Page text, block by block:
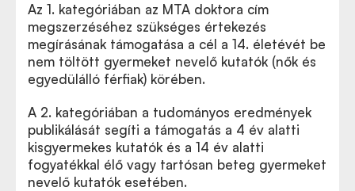
Az 1. kategóriában az MTA doktora cím
megszerzéséhez szükséges értekezés
megírásának támogatása a cél a 14. életévét be
nem töltött gyermeket nevelő kutatók (nők és
egyedülálló férfiak) körében.
A 2. kategóriában a tudományos eredmények
publikálását segíti a támogatás a 4 év alatti
kisgyermekes kutatók és a 14 év alatti
fogyatékkal élő vagy tartósan beteg gyermeket
nevelő kutatók esetében.